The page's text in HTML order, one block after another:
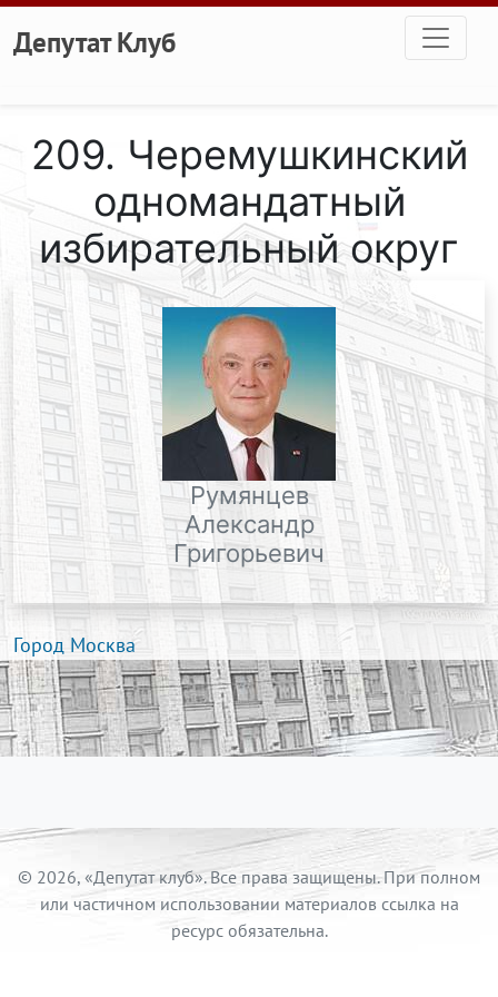
Перейти к основному содержанию
Депутат Клуб
209. Черемушкинский
одномандатный
избирательный округ
Румянцев
Александр
Григорьевич
Город Москва
© 2026, «Депутат клуб». Все права защищены. При полном
или частичном использовании материалов ссылка на
ресурс обязательна.